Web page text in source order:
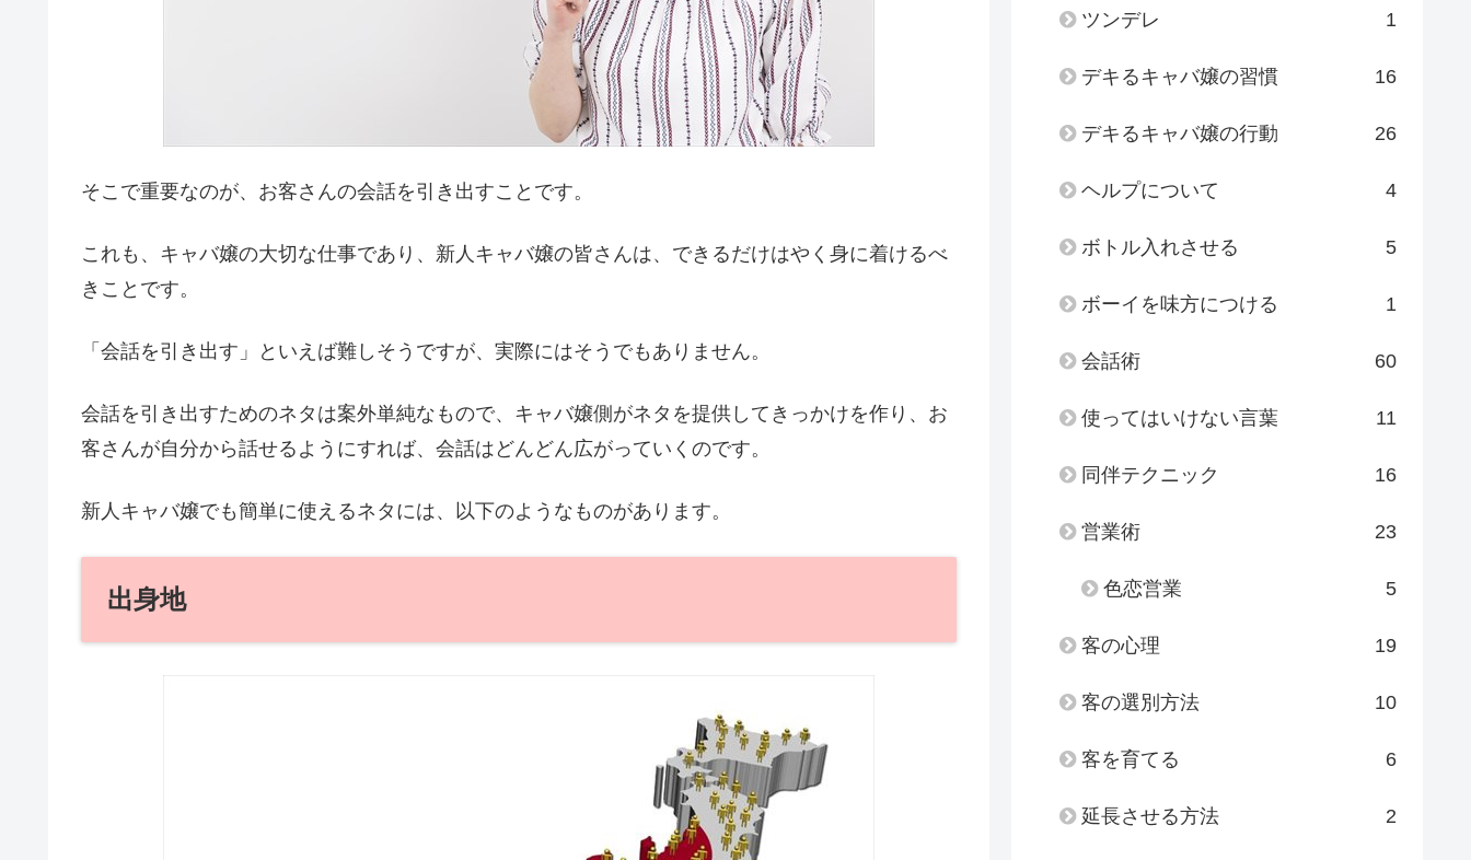
そこで重要なのが、お客さんの会話を引き出すことです。
これも、キャバ嬢の大切な仕事であり、新人キャバ嬢の皆さんは、できるだけはやく身に着けるべ
きことです。
「会話を引き出す」といえば難しそうですが、実際にはそうでもありません。
会話を引き出すためのネタは案外単純なもので、キャバ嬢側がネタを提供してきっかけを作り、お
客さんが自分から話せるようにすれば、会話はどんどん広がっていくのです。
新人キャバ嬢でも簡単に使えるネタには、以下のようなものがあります。
出身地
ツンデレ 1
デキるキャバ嬢の習慣 16
デキるキャバ嬢の行動 26
ヘルプについて 4
ボトル入れさせる 5
ボーイを味方につける 1
会話術 60
使ってはいけない言葉 11
同伴テクニック 16
営業術 23
色恋営業 5
客の心理 19
客の選別方法 10
客を育てる 6
延長させる方法 2